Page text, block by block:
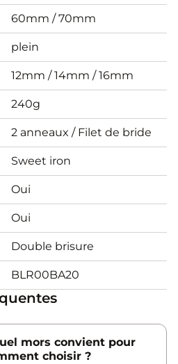
60mm / 70mm
plein
12mm / 14mm / 16mm
240g
2 anneaux / Filet de bride
Sweet iron
Oui
Oui
Double brisure
BLR00BA20
mors convient pour
choisir ?